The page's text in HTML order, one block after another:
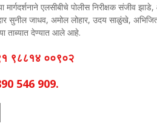
एलसीबीचे पोलीस निरीक्षक संजीव
सुनील जाधव, अमोल लोहार, उदय साळुंखे,
ताब्यात देण्यात आले आहे.
९८८१४ ००९०२
546 909.